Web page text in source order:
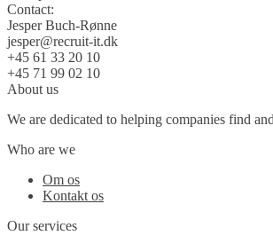
Contact:
Jesper Buch-Rønne
jesper@recruit-it.dk
+45 61 33 20 10
+45 71 99 02 10
About us
We are dedicated to helping companies find
Who are we
Om os
Kontakt os
Our services